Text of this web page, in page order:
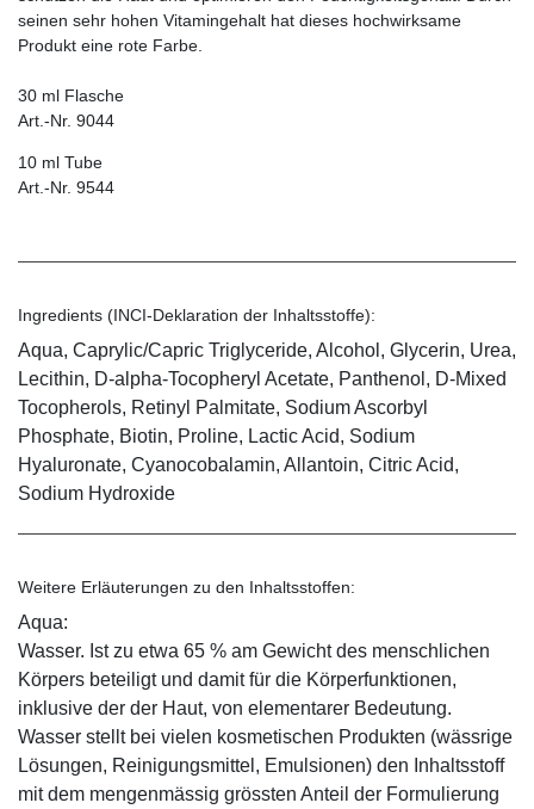
seinen sehr hohen Vitamingehalt hat dieses hochwirksame
Produkt eine rote Farbe.
30 ml Flasche
Art.-Nr. 9044
10 ml Tube
Art.-Nr. 9544
Ingredients (INCI-Deklaration der Inhaltsstoffe):
Aqua, Caprylic/Capric Triglyceride, Alcohol, Glycerin, Urea,
Lecithin, D-alpha-Tocopheryl Acetate, Panthenol, D-Mixed
Tocopherols, Retinyl Palmitate, Sodium Ascorbyl
Phosphate, Biotin, Proline, Lactic Acid, Sodium
Hyaluronate, Cyanocobalamin, Allantoin, Citric Acid,
Sodium Hydroxide
Weitere Erläuterungen zu den Inhaltsstoffen:
Aqua:
Wasser. Ist zu etwa 65 % am Gewicht des menschlichen
Körpers beteiligt und damit für die Körperfunktionen,
inklusive der der Haut, von elementarer Bedeutung.
Wasser stellt bei vielen kosmetischen Produkten (wässrige
Lösungen, Reinigungsmittel, Emulsionen) den Inhaltsstoff
mit dem mengenmässig grössten Anteil der Formulierung